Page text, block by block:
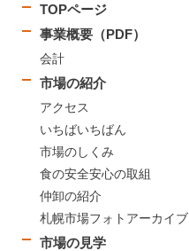
TOPページ
事業概要（PDF）
会計
市場の紹介
アクセス
いちばいちばん
市場のしくみ
食の安全安心の取組
仲卸の紹介
札幌市場フォトアーカイブ
市場の見学